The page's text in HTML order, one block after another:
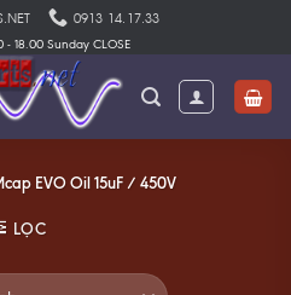
0913 14.17.33
18.00 Sunday CLOSE
EVO Oil 15uF / 450V
LỌC